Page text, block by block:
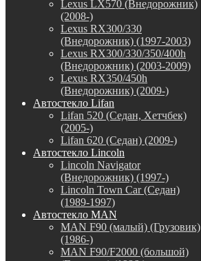
Lexus LX570 (Внедорожник)
(2008-)
Lexus RX300/330
(Внедорожник) (1997-2003)
Lexus RX300/330/350/400h
(Внедорожник) (2003-2009)
Lexus RX350/450h
(Внедорожник) (2009-)
Автостекло Lifan
Lifan 520 (Седан, Хетчбек)
(2005-)
Lifan 620 (Седан) (2009-)
Автостекло Lincoln
Lincoln Navigator
(Внедорожник) (1997-)
Lincoln Town Car (Седан)
(1989-1997)
Автостекло MAN
MAN F90 (малый) (Грузовик)
(1986-)
MAN F90/F2000 (большой)